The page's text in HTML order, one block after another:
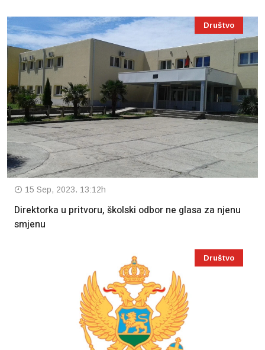
Društvo
15 Sep, 2023. 13:12h
Direktorka u pritvoru, školski odbor ne glasa za njenu
smjenu
Društvo